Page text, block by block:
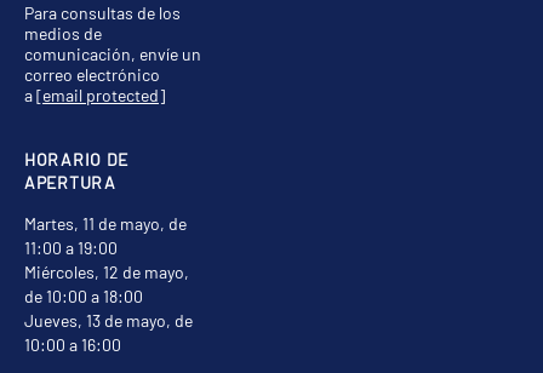
HORARIO DE
APERTURA
Martes, 11 de mayo, de
11:00 a 19:00
Miércoles, 12 de mayo,
de 10:00 a 18:00
Jueves, 13 de mayo, de
10:00 a 16:00
Para consultas de los
medios de
comunicación, envíe un
correo electrónico
a[email protected]